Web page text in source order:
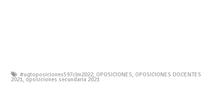
#ugtoposiciones597clm2022, OPOSICIONES, OPOSICIONES DOCENTES
2021, oposiciones secundaria 2021